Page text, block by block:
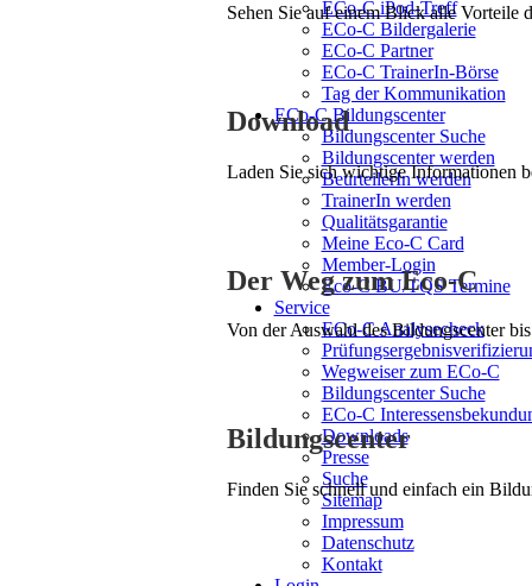
ECo-C iPod-Treff
ECo-C Bildergalerie
ECo-C Partner
ECo-C TrainerIn-Börse
Tag der Kommunikation
ECo-C Bildungscenter
Bildungscenter Suche
Bildungscenter werden
BeurteilerIn werden
TrainerIn werden
Qualitätsgarantie
Meine Eco-C Card
Member-Login
Eco-C BU/TQS Termine
Service
ECo-C Analysecheck
Wegweiser zum ECo-C
Bildungscenter Suche
ECo-C
Downloads
Presse
Suche
Sitemap
Impressum
Datenschutz
Kontakt
Sehen Sie auf einem Blick alle Vorteile
Download
Laden Sie sich wichtige Informationen
Der Weg zum Eco-C
Von der Auswahl des Bildungscenter
Bildungscenter
Finden Sie schnell und einfach ein